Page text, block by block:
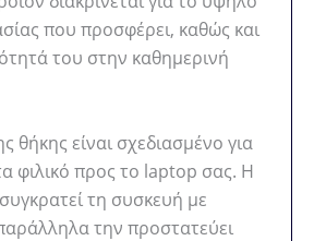
που προσφέρει, καθώς και
του στην καθημερινή
θήκης είναι σχεδιασμένο για
φιλικό προς το laptop σας. Η
τη συσκευή με
την προστατεύει